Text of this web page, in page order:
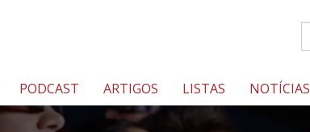
PODCAST ARTIGOS LISTAS NOTÍCIAS